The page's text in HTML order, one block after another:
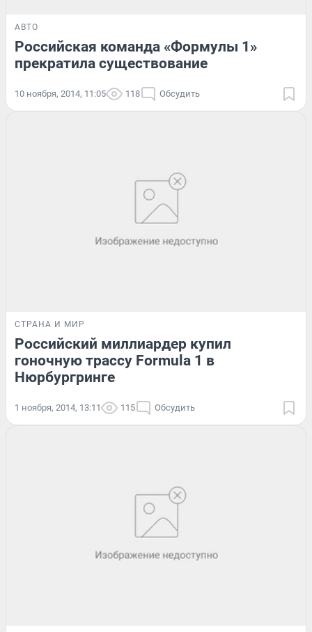
АВТО
Российская команда «Формулы 1»
прекратила существование
10 ноября, 2014, 11:05 118 Обсудить
СТРАНА И МИР
Российский миллиардер купил
гоночную трассу Formula 1 в
Нюрбургринге
1 ноября, 2014, 13:11 115 Обсудить